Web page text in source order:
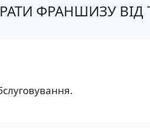
ФРАНШИЗУ ВІД